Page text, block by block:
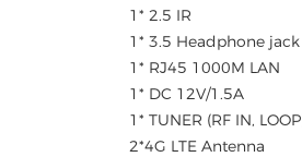
1* 2.5 IR
1* 3.5 Headphone jack
1* RJ45 1000M LAN
1* DC 12V/1.5A
1* TUNER (RF IN,
2*4G LTE Antenna